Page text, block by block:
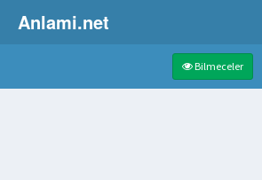
Anlami.net
Bilmeceler